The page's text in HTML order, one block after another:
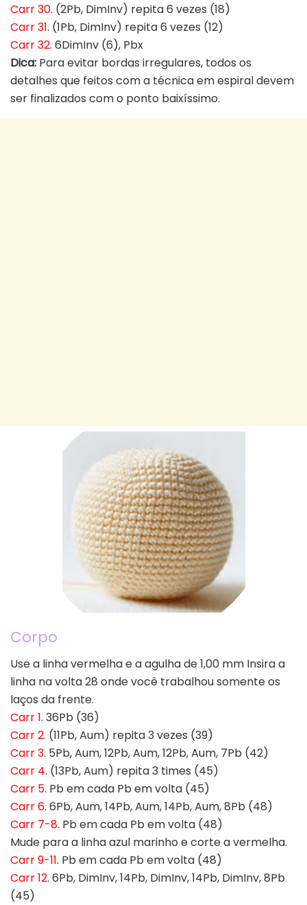
Carr 30. (2Pb, DimInv) repita 6 vezes (18)
Carr 31. (1Pb, DimInv) repita 6 vezes (12)
Carr 32. 6DimInv (6), Pbx
Dica: Para evitar bordas irregulares, todos os
detalhes que feitos com a técnica em espiral devem
ser finalizados com o ponto baixíssimo.
Corpo
Use a linha vermelha e a agulha de 1,00 mm Insira a
linha na volta 28 onde você trabalhou somente os
laços da frente.
Carr 1. 36Pb (36)
Carr 2. (11Pb, Aum) repita 3 vezes (39)
Carr 3. 5Pb, Aum, 12Pb, Aum, 12Pb, Aum, 7Pb (42)
Carr 4. (13Pb, Aum) repita 3 times (45)
Carr 5. Pb em cada Pb em volta (45)
Carr 6. 6Pb, Aum, 14Pb, Aum, 14Pb, Aum, 8Pb (48)
Carr 7-8. Pb em cada Pb em volta (48)
Mude para a linha azul marinho e corte a vermelha.
Carr 9-11. Pb em cada Pb em volta (48)
Carr 12. 6Pb, DimInv, 14Pb, DimInv, 14Pb, DimInv, 8Pb
(45)